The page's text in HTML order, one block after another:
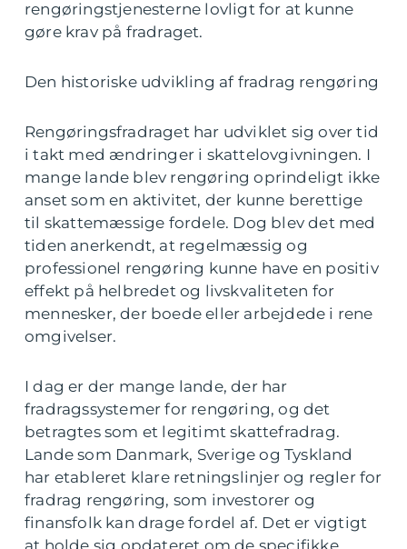
rengøringstjenesterne lovligt for at kunne
gøre krav på fradraget.
Den historiske udvikling af fradrag rengøring
Rengøringsfradraget har udviklet sig over tid
i takt med ændringer i skattelovgivningen. I
mange lande blev rengøring oprindeligt ikke
anset som en aktivitet, der kunne berettige
til skattemæssige fordele. Dog blev det med
tiden anerkendt, at regelmæssig og
professionel rengøring kunne have en positiv
effekt på helbredet og livskvaliteten for
mennesker, der boede eller arbejdede i rene
omgivelser.
I dag er der mange lande, der har
fradragssystemer for rengøring, og det
betragtes som et legitimt skattefradrag.
Lande som Danmark, Sverige og Tyskland
har etableret klare retningslinjer og regler for
fradrag rengøring, som investorer og
finansfolk kan drage fordel af. Det er vigtigt
at holde sig opdateret om de specifikke